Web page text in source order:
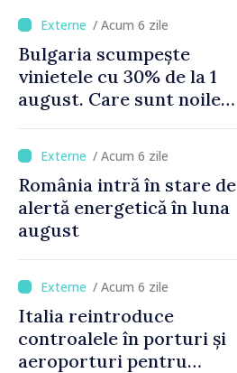
de Napoli
/ Acum 6 zile
Bulgaria scumpește
vinietele cu 30% de la 1
august. Care sunt noile
/ Acum 6 zile
România intră în stare de
alertă energetică în luna
august
/ Acum 6 zile
Italia reintroduce
controalele în porturi și
aeroporturi pentru